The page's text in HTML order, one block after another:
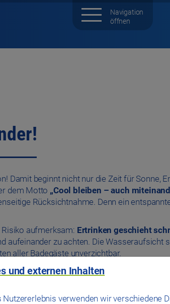
Damit beginnt nicht nur die Zeit für Sonne,
dem Motto „Cool bleiben – auch
Rücksichtnahme. Denn ein
aufmerksam: Ertrinken geschieht
aufeinander zu achten. Die Wasseraufsicht
aller Badegäste unverzichtbar.
und Besuchern: Kinder unter acht
16 Jahre alt) besuchen. Dabei darf
und externen Inhalten
verwenden wir verschiedene